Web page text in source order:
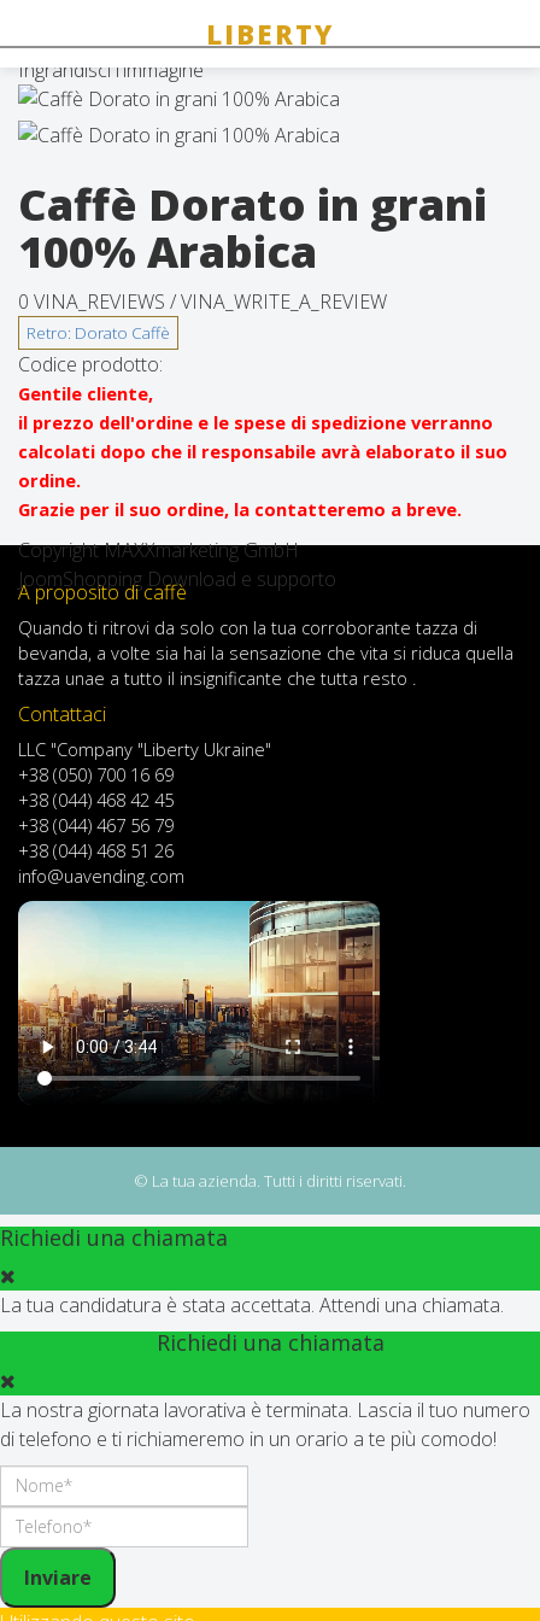
Ingrandisci l'immagine
Caffè Dorato in grani
100% Arabica
0 VINA_REVIEWS /VINA_WRITE_A_REVIEW
Codice prodotto:
Gentile cliente,
il prezzo dell'ordine e le spese di spedizione verranno
calcolati dopo che il responsabile avrà elaborato il suo
ordine.
Grazie per il suo ordine, la contatteremo a breve.
Copyright MAXXmarketing GmbH
JoomShopping Download e supporto
A proposito di caffè
Quando ti ritrovi da solo con la tua corroborante tazza di
bevanda, a volte sia hai la sensazione che vita si riduca quella
tazza unae a tutto il insignificante che tutta resto .
Contattaci
LLC "Company "Liberty Ukraine"
+38 (050) 700 16 69
+38 (044) 468 42 45
+38 (044) 467 56 79
+38 (044) 468 51 26
info@uavending.com
© La tua azienda. Tutti i diritti riservati.
Richiedi una chiamata
La tua candidatura è stata accettata. Attendi una chiamata.
Richiedi una chiamata
La nostra giornata lavorativa è terminata. Lascia il tuo numero
di telefono e ti richiameremo in un orario a te più comodo!
Inviare